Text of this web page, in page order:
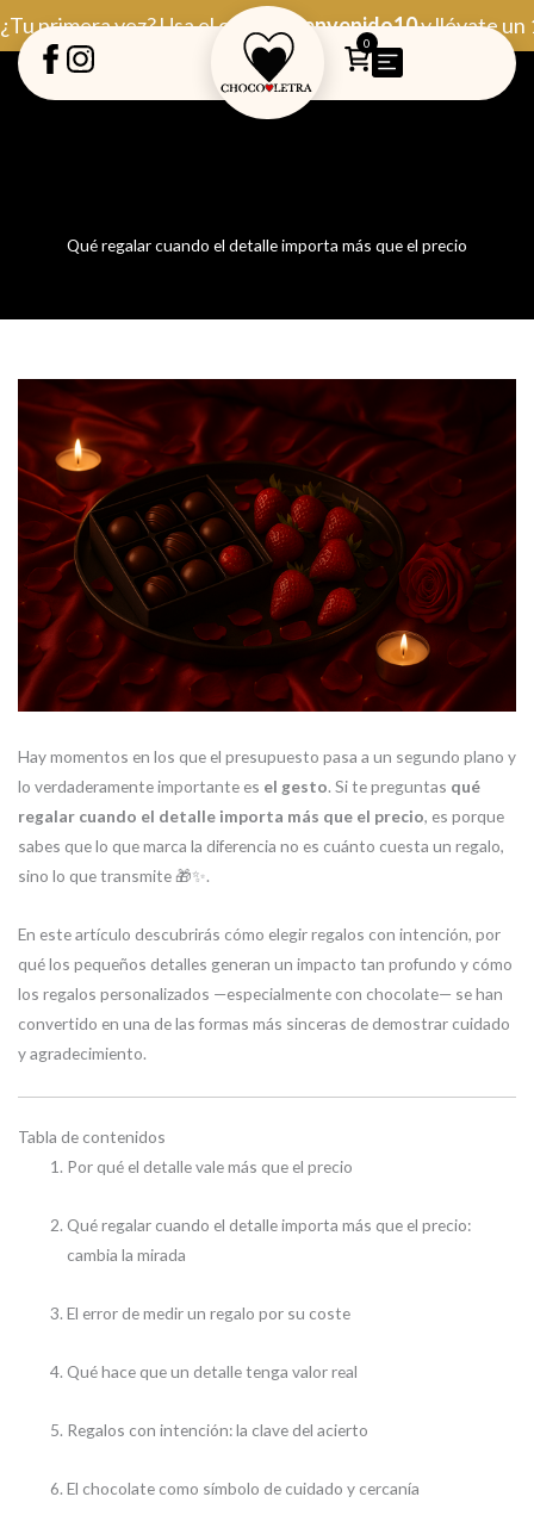
al
contenido
¿Tu primera vez? Usa el código Bienvenido10y llévate un
0
Qué regalar cuando el detalle importa más que el precio
Hay momentos en los que el presupuesto pasa a un segundo plano y
lo verdaderamente importante es el gesto. Si te preguntas qué
regalar cuando el detalle importa más que el precio, es porque
sabes que lo que marca la diferencia no es cuánto cuesta un regalo,
sino lo que transmite 🎁✨.
En este artículo descubrirás cómo elegir regalos con intención, por
qué los pequeños detalles generan un impacto tan profundo y cómo
los regalos personalizados —especialmente con chocolate— se han
convertido en una de las formas más sinceras de demostrar cuidado
y agradecimiento.
Tabla de contenidos
Por qué el detalle vale más que el precio
Qué regalar cuando el detalle importa más que el precio:
cambia la mirada
El error de medir un regalo por su coste
Qué hace que un detalle tenga valor real
Regalos con intención: la clave del acierto
El chocolate como símbolo de cuidado y cercanía